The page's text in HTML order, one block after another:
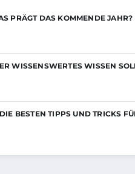
PRÄGT DAS KOMMENDE JAHR?
WISSENSWERTES WISSEN
BESTEN TIPPS UND TRICKS